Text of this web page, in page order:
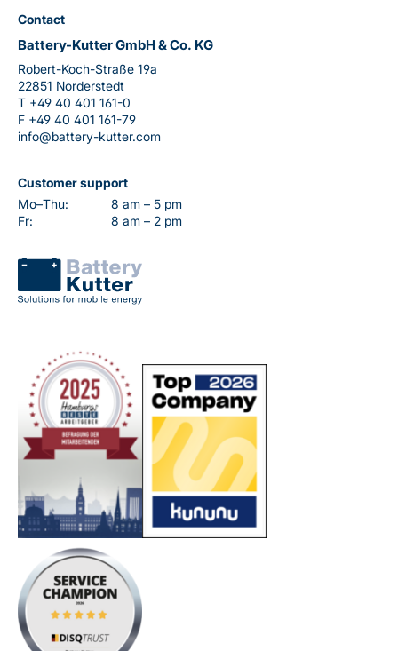
Contact
Battery-Kutter GmbH & Co. KG
Robert-Koch-Straße 19a
22851 Norderstedt
T +49 40 401 161-0
F +49 40 401 161-79
info@battery-kutter.com
Customer support
Mo–Thu:
8 am – 5 pm
Fr:
8 am – 2 pm